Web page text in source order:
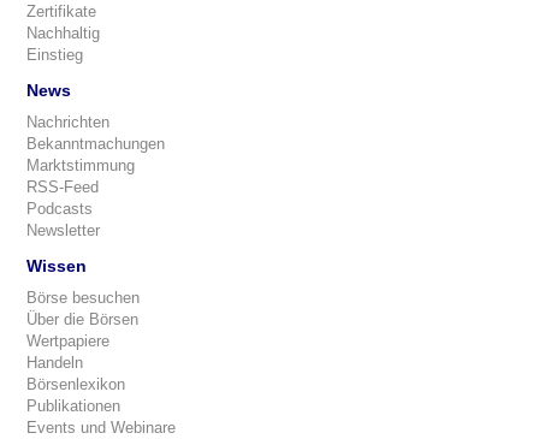
Zertifikate
Nachhaltig
Einstieg
News
Nachrichten
Bekanntmachungen
Marktstimmung
RSS-Feed
Podcasts
Newsletter
Wissen
Börse besuchen
Über die Börsen
Wertpapiere
Handeln
Börsenlexikon
Publikationen
Events und Webinare